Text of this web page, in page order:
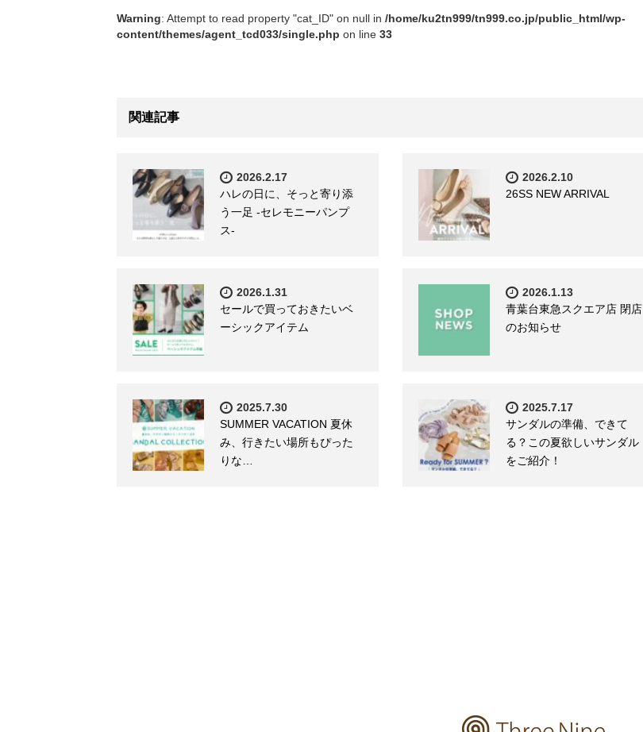
Warning: Attempt to read property "cat_ID" on null in /home/ku2tn999/tn999.co.jp/public_html/wp-
content/themes/agent_tcd033/single.php on line 33
関連記事
2026.2.17
ハレの日に、そっと寄り添
う一足 -セレモニーパンプ
ス-
2026.2.10
26SS NEW ARRIVAL
2026.1.31
セールで買っておきたいベ
ーシックアイテム
2026.1.13
青葉台東急スクエア店 閉店
のお知らせ
2025.7.30
SUMMER VACATION 夏休
み、行きたい場所もぴった
りな…
2025.7.17
サンダルの準備、できて
る？この夏欲しいサンダル
をご紹介！